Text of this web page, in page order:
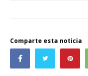
Comparte esta noticia